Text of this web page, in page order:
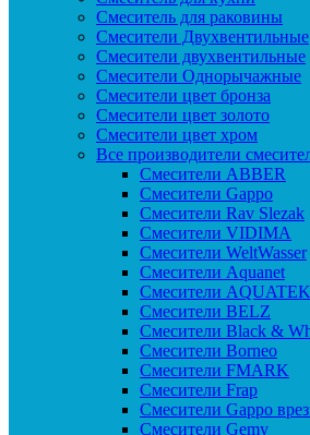
Смеситель для раковины
Смесители Двухвентильные
Смесители двухвентильные
Смесители Однорычажные
Смесители цвет бронза
Смесители цвет золото
Смесители цвет хром
Все производители
Cмесители ABBER
Cмесители Gappo
Cмесители Rav Slezak
Cмесители VIDIMA
Cмесители WeltWasser
Смесители Aquanet
Смесители AQUATEK
Смесители BELZ
Смесители Black &
Смесители Borneo
Смесители FMARK
Смесители Frap
Смесители Gappo
Смесители Gemy